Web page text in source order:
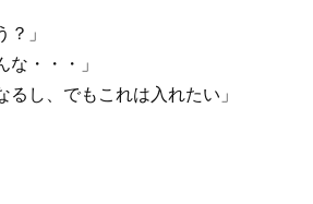
」
な・・・」
るし、でもこれは入れたい」